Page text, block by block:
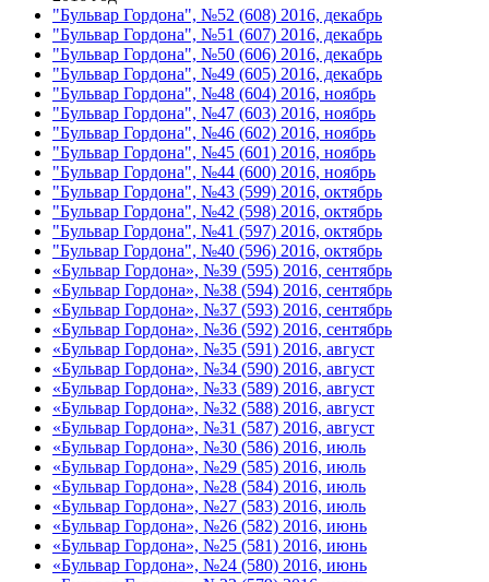
"Бульвар Гордона", №52 (608) 2016, декабрь
"Бульвар Гордона", №51 (607) 2016, декабрь
"Бульвар Гордона", №50 (606) 2016, декабрь
"Бульвар Гордона", №49 (605) 2016, декабрь
"Бульвар Гордона", №48 (604) 2016, ноябрь
"Бульвар Гордона", №47 (603) 2016, ноябрь
"Бульвар Гордона", №46 (602) 2016, ноябрь
"Бульвар Гордона", №45 (601) 2016, ноябрь
"Бульвар Гордона", №44 (600) 2016, ноябрь
"Бульвар Гордона", №43 (599) 2016, октябрь
"Бульвар Гордона", №42 (598) 2016, октябрь
"Бульвар Гордона", №41 (597) 2016, октябрь
"Бульвар Гордона", №40 (596) 2016, октябрь
«Бульвар Гордона», №39 (595) 2016, сентябрь
«Бульвар Гордона», №38 (594) 2016, сентябрь
«Бульвар Гордона», №37 (593) 2016, сентябрь
«Бульвар Гордона», №36 (592) 2016, сентябрь
«Бульвар Гордона», №35 (591) 2016, август
«Бульвар Гордона», №34 (590) 2016, август
«Бульвар Гордона», №33 (589) 2016, август
«Бульвар Гордона», №32 (588) 2016, август
«Бульвар Гордона», №31 (587) 2016, август
«Бульвар Гордона», №30 (586) 2016, июль
«Бульвар Гордона», №29 (585) 2016, июль
«Бульвар Гордона», №28 (584) 2016, июль
«Бульвар Гордона», №27 (583) 2016, июль
«Бульвар Гордона», №26 (582) 2016, июнь
«Бульвар Гордона», №25 (581) 2016, июнь
«Бульвар Гордона», №24 (580) 2016, июнь